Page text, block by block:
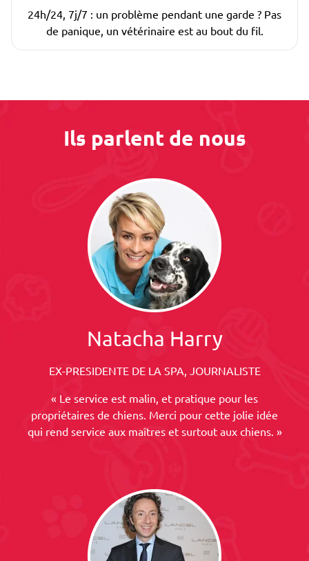
24h/24, 7j/7 : un problème pendant une garde ? Pas
de panique, un vétérinaire est au bout du fil.
Ils parlent de nous
Natacha Harry
EX-PRESIDENTE DE LA SPA, JOURNALISTE
« Le service est malin, et pratique pour les
propriétaires de chiens. Merci pour cette jolie idée
qui rend service aux maîtres et surtout aux chiens. »